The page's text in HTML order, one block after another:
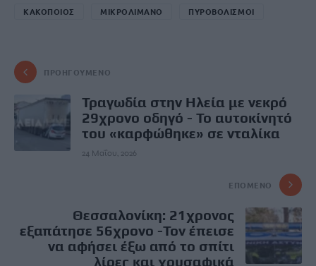
ΚΑΚΟΠΟΙΟΣ ΜΙΚΡΟΛΙΜΑΝΟ ΠΥΡΟΒΟΛΙΣΜΟΙ
ΠΡΟΗΓΟΎΜΕΝΟ
Τραγωδία στην Ηλεία με νεκρό
29χρονο οδηγό - Το αυτοκίνητό
του «καρφώθηκε» σε νταλίκα
24 Μαΐου, 2026
ΕΠΌΜΕΝΟ
Θεσσαλονίκη: 21χρονος
εξαπάτησε 56χρονο -Τον έπεισε
να αφήσει έξω από το σπίτι
λίρες και χρυσαφικά